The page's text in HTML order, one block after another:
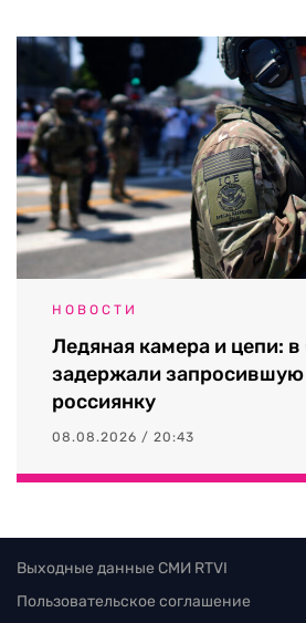
НОВОСТИ
Ледяная камера и цепи:
задержали
россиянку
08.08.2026 / 20:43
Выходные данные СМИ RTVI
Пользовательское соглашение